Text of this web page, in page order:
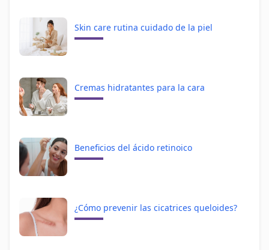
Skin care rutina cuidado de la piel
Cremas hidratantes para la cara
Beneficios del ácido retinoico
¿Cómo prevenir las cicatrices queloides?